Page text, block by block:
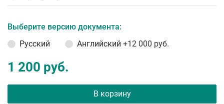
Выберите версию документа:
Русский
Английский +12 000 руб.
1 200 руб.
В корзину